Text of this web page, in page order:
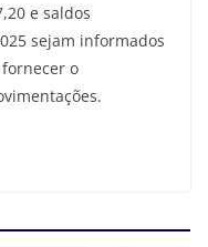
e saldos
sejam informados
fornecer o